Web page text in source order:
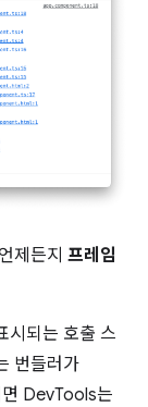
제든지 프레임
시되는 호출 스
번들러가
DevTools는